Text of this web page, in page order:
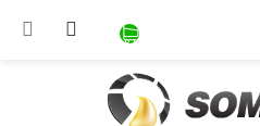
NÁKUPNÍ KOŠÍK